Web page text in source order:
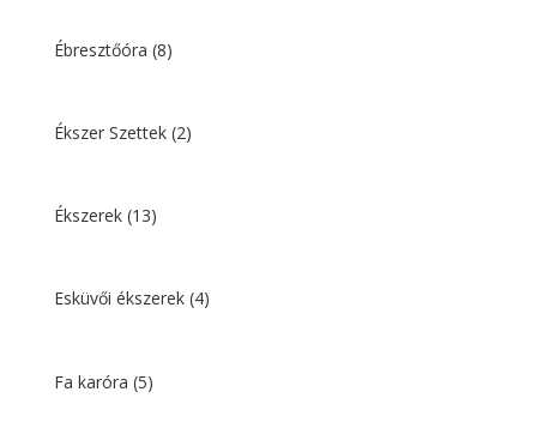
Ébresztőóra (8)
Ékszer Szettek (2)
Ékszerek (13)
Esküvői ékszerek (4)
Fa karóra (5)